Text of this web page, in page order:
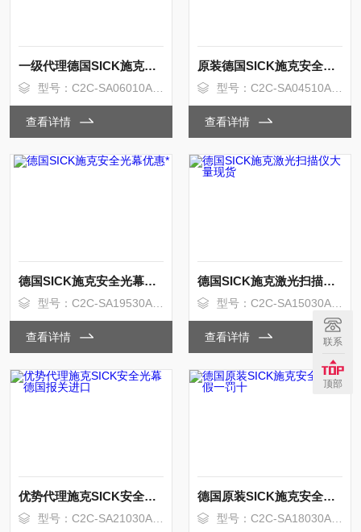
一级代理德国SICK施克安全光幕大量现货
型号：C2C-SA06010A10000
查看详情
原装德国SICK施克安全光幕大量现货
型号：C2C-SA04510A10000
查看详情
德国SICK施克安全光幕优惠*
型号：C2C-SA19530A10000
查看详情
德国SICK施克激光扫描仪大量现货
型号：C2C-SA15030A10000
查看详情
优势代理施克SICK安全光幕德国报关进口
型号：C2C-SA21030A10000
德国原装SICK施克安全光幕假一罚十
型号：C2C-SA18030A10000
联系
顶部